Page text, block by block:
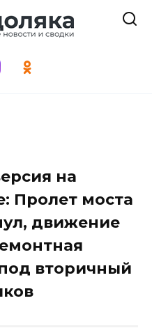
на
Пролет моста
движение
вторичный